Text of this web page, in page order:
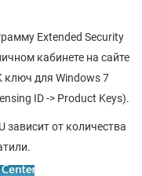
Extended Security
кабинете на сайте
ключ для Windows 7
ID -> Product Keys).
зависит от количества